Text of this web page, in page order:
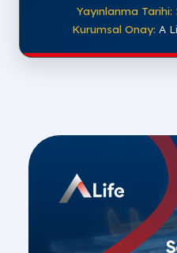
Yayınlanma Tarihi:
Kurumsal Onay: A